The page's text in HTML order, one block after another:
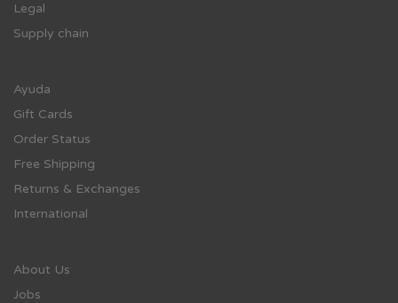
Legal
Supply chain
Ayuda
Gift Cards
Order Status
Free Shipping
Returns & Exchanges
International
About Us
Jobs